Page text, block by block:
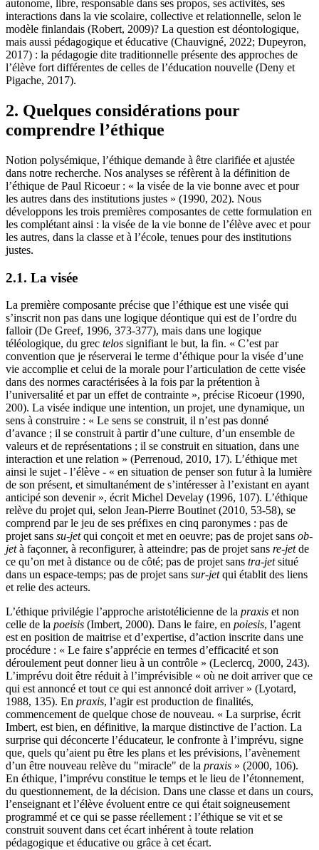
autonome, libre, responsable dans ses propos, ses activités, ses
interactions dans la vie scolaire, collective et relationnelle, selon le
modèle finlandais (Robert, 2009)? La question est déontologique,
mais aussi pédagogique et éducative (Chauvigné, 2022; Dupeyron,
2017) : la pédagogie dite traditionnelle présente des approches de
l’élève fort différentes de celles de l’éducation nouvelle (Deny et
Pigache, 2017).
2. Quelques considérations pour
comprendre l’éthique
Notion polysémique, l’éthique demande à être clarifiée et ajustée
dans notre recherche. Nos analyses se réfèrent à la définition de
l’éthique de Paul Ricoeur : « la visée de la vie bonne avec et pour
les autres dans des institutions justes » (1990, 202). Nous
développons les trois premières composantes de cette formulation en
les complétant ainsi : la visée de la vie bonne de l’élève avec et pour
les autres, dans la classe et à l’école, tenues pour des institutions
justes.
2.1. La visée
La première composante précise que l’éthique est une visée qui
s’inscrit non pas dans une logique déontique qui est de l’ordre du
falloir (De Greef, 1996, 373-377), mais dans une logique
téléologique, du grec telos signifiant le but, la fin. « C’est par
convention que je réserverai le terme d’éthique pour la visée d’une
vie accomplie et celui de la morale pour l’articulation de cette visée
dans des normes caractérisées à la fois par la prétention à
l’universalité et par un effet de contrainte », précise Ricoeur (1990,
200). La visée indique une intention, un projet, une dynamique, un
sens à construire : « Le sens se construit, il n’est pas donné
d’avance ; il se construit à partir d’une culture, d’un ensemble de
valeurs et de représentations ; il se construit en situation, dans une
interaction et une relation » (Perrenoud, 2010, 17). L’éthique met
ainsi le sujet - l’élève - « en situation de penser son futur à la lumière
de son présent, et simultanément de s’intéresser à l’existant en ayant
anticipé son devenir », écrit Michel Develay (1996, 107). L’éthique
relève du projet qui, selon Jean-Pierre Boutinet (2010, 53-58), se
comprend par le jeu de ses préfixes en cinq paronymes : pas de
projet sans su-jetqui conçoit et met en oeuvre; pas de projet sans ob-
jetà façonner, à reconfigurer, à atteindre; pas de projet sans re-jetde
ce qu’on met à distance ou de côté; pas de projet sans tra-jetsitué
dans un espace-temps; pas de projet sans sur-jetqui établit des liens
et relie des acteurs.
L’éthique privilégie l’approche aristotélicienne de la praxis et non
celle de la poeisis (Imbert, 2000). Dans le faire, en poiesis, l’agent
est en position de maitrise et d’expertise, d’action inscrite dans une
procédure : « Le faire s’apprécie en termes d’efficacité et son
déroulement peut donner lieu à un contrôle » (Leclercq, 2000, 243).
L’imprévu doit être réduit à l’imprévisible « où ne doit arriver que ce
qui est annoncé et tout ce qui est annoncé doit arriver » (Lyotard,
1988, 135). En praxis, l’agir est production de finalités,
commencement de quelque chose de nouveau. « La surprise, écrit
Imbert, est bien, en définitive, la marque distinctive de l’action. La
surprise qui déconcerte l’éducateur, le confronte à l’imprévu, signe
que, quels qu’aient pu être les plans et les prévisions, l’avènement
d’un être nouveau relève du "miracle" de la praxis » (2000, 106).
En éthique, l’imprévu constitue le temps et le lieu de l’étonnement,
du questionnement, de la décision. Dans une classe et dans un cours,
l’enseignant et l’élève évoluent entre ce qui était soigneusement
programmé et ce qui se passe réellement : l’éthique se vit et se
construit souvent dans cet écart inhérent à toute relation
pédagogique et éducative ou grâce à cet écart.